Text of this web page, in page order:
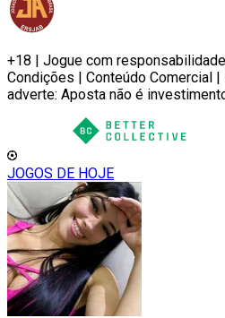
+18 | Jogue com
Condições | Conteúdo Comercial
adverte: Aposta não é
JOGOS DE HOJE